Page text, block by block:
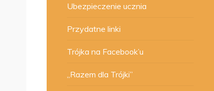
Ubezpieczenie ucznia
Przydatne linki
Trójka na Facebook’u
„Razem dla Trójki”